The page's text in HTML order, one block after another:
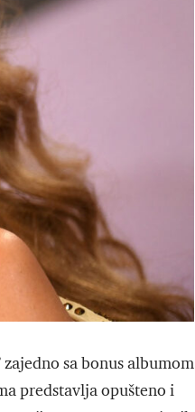
sa bonus albumom
predstavlja opušteno i